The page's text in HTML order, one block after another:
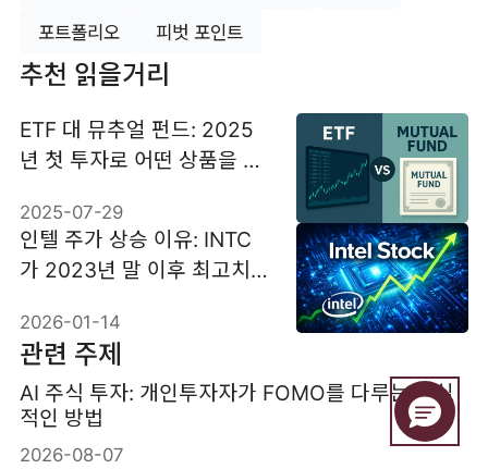
포트폴리오 피벗 포인트
추천 읽을거리
ETF 대 뮤추얼 펀드: 2025
년 첫 투자로 어떤 상품을 선
2025-07-29
인텔 주가 상승 이유: INTC
가 2023년 말 이후 최고치로
2026-01-14
관련 주제
AI 주식 투자: 개인투자자가 FOMO를 다루는 현실
적인 방법
2026-08-07